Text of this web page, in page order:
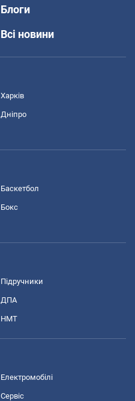
Блоги
Всі новини
Харків
Дніпро
Баскетбол
Бокс
Підручники
ДПА
НМТ
Електромобілі
Сервіс